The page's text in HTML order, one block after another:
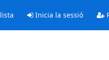
Inicia la sessió